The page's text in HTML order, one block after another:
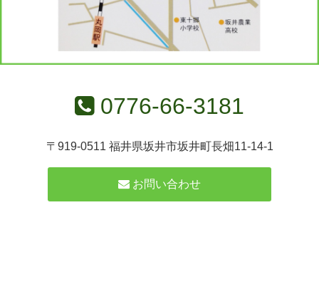
0776-66-3181
〒919-0511 福井県坂井市坂井町長畑11-14-1
お問い合わせ